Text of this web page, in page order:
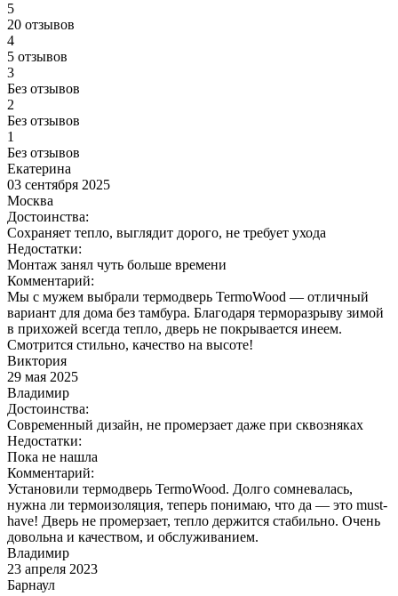
5
20 отзывов
4
5 отзывов
3
Без отзывов
2
Без отзывов
1
Без отзывов
Екатерина
03 сентября 2025
Москва
Достоинства:
Сохраняет тепло, выглядит дорого, не требует ухода
Недостатки:
Монтаж занял чуть больше времени
Комментарий:
Мы с мужем выбрали термодверь TermoWood — отличный
вариант для дома без тамбура. Благодаря терморазрыву зимой
в прихожей всегда тепло, дверь не покрывается инеем.
Смотрится стильно, качество на высоте!
Виктория
29 мая 2025
Владимир
Достоинства:
Современный дизайн, не промерзает даже при сквозняках
Недостатки:
Пока не нашла
Комментарий:
Установили термодверь TermoWood. Долго сомневалась,
нужна ли термоизоляция, теперь понимаю, что да — это must-
have! Дверь не промерзает, тепло держится стабильно. Очень
довольна и качеством, и обслуживанием.
Владимир
23 апреля 2023
Барнаул